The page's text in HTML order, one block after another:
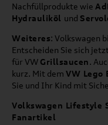
Nachfüllprodukte wie
Hydrauliköl und
Weiteres: Volkswagen
Entscheiden Sie sich
für VW Grillsaucen.
kurz. Mit dem VW Lego
Sie und Ihr Kind mit
Volkswagen Lifestyle
Fanartikel